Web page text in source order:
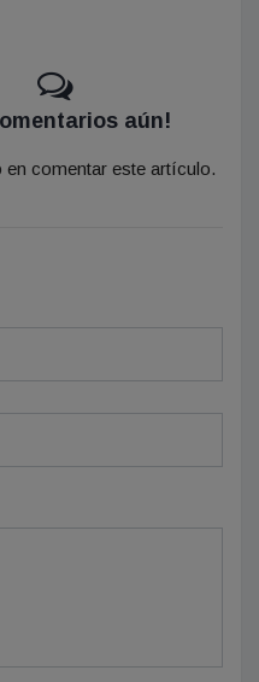
aún!
en comentar este artículo.